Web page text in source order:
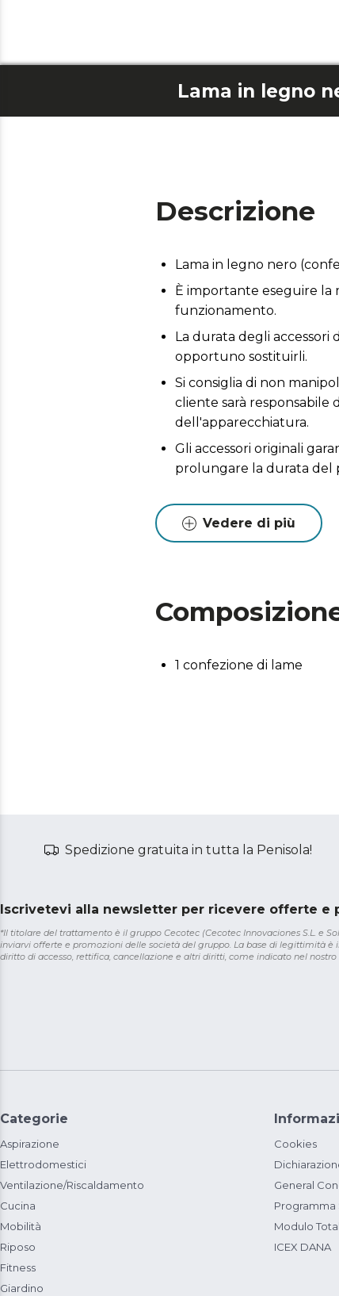
Descrizione
Lama in legno nero
È importante eseguire
funzionamento.
La durata degli accessori
opportuno sostituirli.
Si consiglia di non
cliente sarà responsabile
dell'apparecchiatura.
Gli accessori originali
prolungare la durata del
Vedere di più
1 confezione di lame
Spedizione gratuita in tutta la Penisola!
Iscrivetevi alla newsletter per ricevere offerte e
*Il titolare del trattamento è il gruppo Cecotec (Cecotec Innovaciones S.L. e
inviarvi offerte e promozioni delle società del gruppo. La base di legittimità è
diritto di accesso, rettifica, cancellazione e altri diritti, come indicato nel nostro
Categorie
Aspirazione
Elettrodomestici
Ventilazione/Riscaldamento
Cucina
Mobilità
Riposo
Fitness
Giardino
Cookies
General
Modulo
ICEX DANA